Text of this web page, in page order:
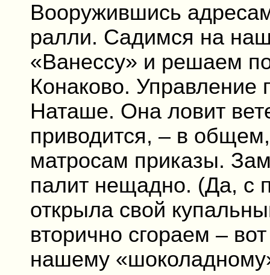
Вооружившись
ралли. Садимся на
«Ванессу» и решаем
Конаково. Управление
Наташе. Она ловит
приводится, – в
матросам приказы.
палит нещадно. (Да, с
открыла свой
вторично сгораем –
нашему